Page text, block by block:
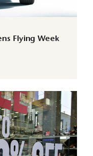
Flying Week